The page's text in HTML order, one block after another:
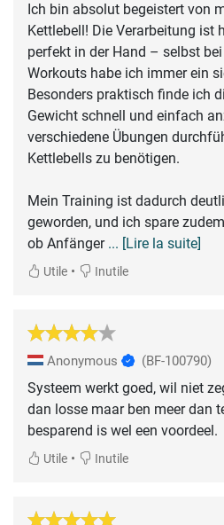
Ich bin absolut begeistert von
Kettlebell! Die Verarbeitung ist
perfekt in der Hand – selbst
Workouts habe ich immer ein
Besonders praktisch finde ich
Gewicht schnell und einfach
verschiedene Übungen
Kettlebells zu benötigen.
Mein Training ist dadurch
geworden, und ich spare
ob Anfänger ... [Lire la suite]
Utile • Inutile
Anonymous (BF-100790)
Systeem werkt goed, wil niet
dan losse maar ben meer dan
besparend is wel een voordeel.
Utile • Inutile